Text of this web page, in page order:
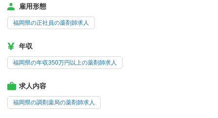
雇用形態
福岡県の正社員の薬剤師求人
年収
福岡県の年収350万円以上の薬剤師求人
求人内容
福岡県の調剤薬局の薬剤師求人